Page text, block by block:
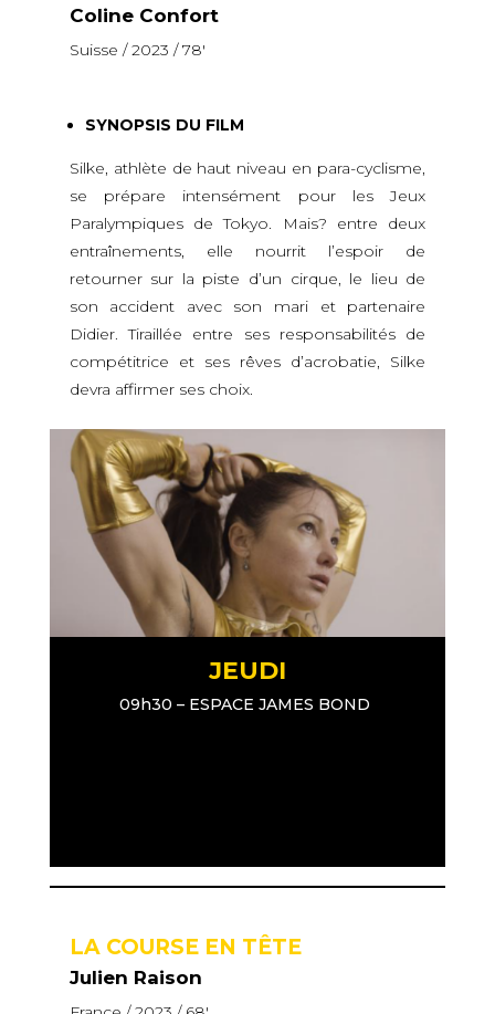
Coline Confort
Suisse / 2023 / 78′
SYNOPSIS DU FILM
Silke, athlète de haut niveau en para-cyclisme,
se prépare intensément pour les Jeux
Paralympiques de Tokyo. Mais? entre deux
entraînements, elle nourrit l’espoir de
retourner sur la piste d’un cirque, le lieu de
son accident avec son mari et partenaire
Didier. Tiraillée entre ses responsabilités de
compétitrice et ses rêves d’acrobatie, Silke
devra affirmer ses choix.
JEUDI
09h30 – ESPACE JAMES BOND
LA COURSE EN TÊTE
Julien Raison